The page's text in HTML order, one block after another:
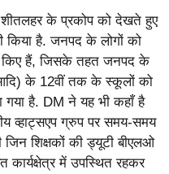
के प्रकोप को देखते हुए
किया है. जनपद के लोगों को
किए हैं, जिसके तहत जनपद के
आदि) के 12वीं तक के स्कूलों को
है. DM ने यह भी कहाँ है
व्हाट्सएप ग्रुप पर समय-समय
जिन शिक्षकों की ड्यूटी बीएलओ
कार्यक्षेत्र में उपस्थित रहकर